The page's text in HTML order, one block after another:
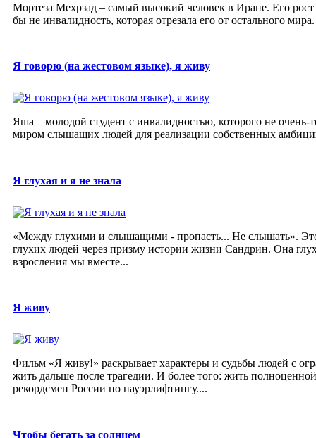
Мортеза Мехрзад – самый высокий человек в Иране. Его
бы не инвалидность, которая отрезала его от остального
Я говорю (на жестовом языке), я живу
Яша – молодой студент с инвалидностью, которого не
миром слышащих людей для реализации собственных
Я глухая и я не знала
«Между глухими и слышащими - пропасть... Не слышать».
глухих людей через призму истории жизни Сандрин. Она
взросления мы вместе...
Я живу
Фильм «Я живу!» раскрывает характеры и судьбы людей с
жить дальше после трагедии. И более того: жить
рекордсмен России по пауэрлифтингу....
Чтобы бегать за солнцем